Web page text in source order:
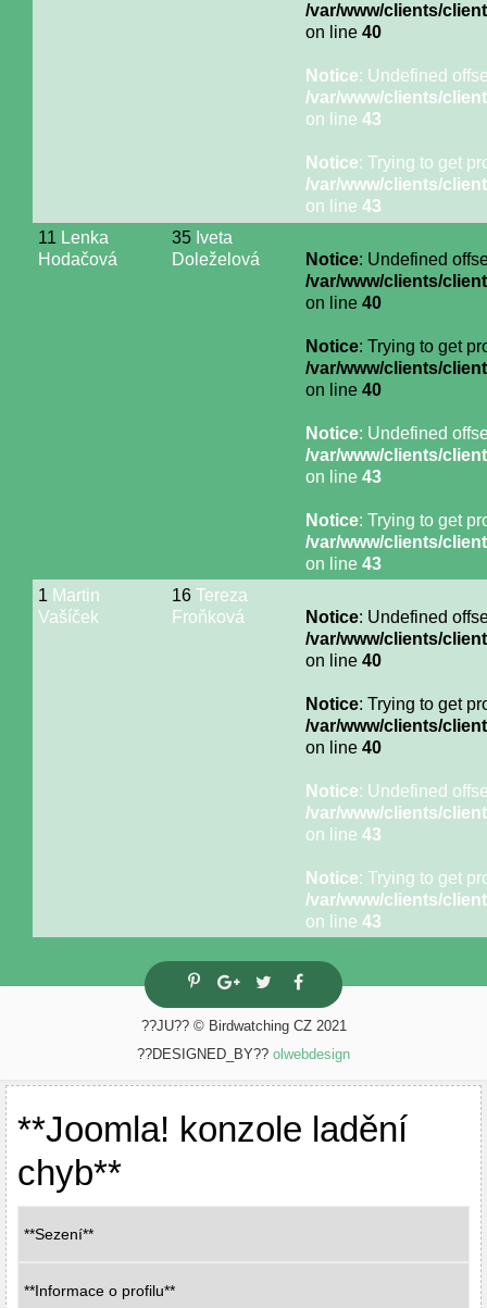
/var/www/clients/
on line 40
Notice: Undefined
/var/www/clients/
on line 43
Notice: Trying to get
/var/www/clients/
on line 43
11 Lenka
Hodačová
35 Iveta
Doleželová
Notice: Undefined
/var/www/clients/
on line 40
Notice: Trying to get
/var/www/clients/
on line 40
Notice: Undefined
/var/www/clients/
on line 43
Notice: Trying to get
/var/www/clients/
on line 43
1 Martin
Vašíček
16 Tereza
Froňková
Notice: Undefined
/var/www/clients/
on line 40
Notice: Trying to get
/var/www/clients/
on line 40
Notice: Undefined
/var/www/clients/
on line 43
Notice: Trying to get
/var/www/clients/
on line 43
??JU?? © Birdwatching CZ 2021
??DESIGNED_BY?? olwebdesign
**Joomla! konzole ladění
chyb**
**Sezení**
**Informace o profilu**